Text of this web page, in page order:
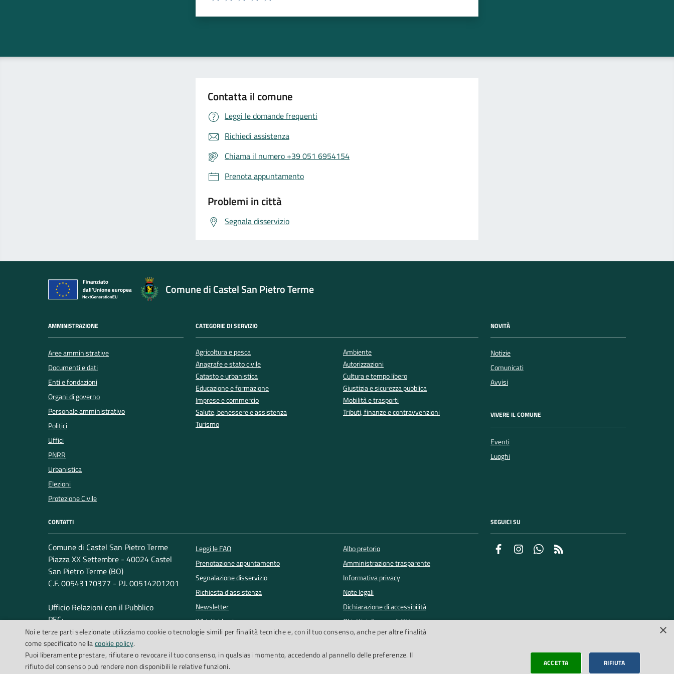
Contatta il comune
Leggi le domande frequenti
Richiedi assistenza
Chiama il numero +39 051 6954154
Prenota appuntamento
Problemi in città
Segnala disservizio
Comune di Castel San Pietro Terme
AMMINISTRAZIONE
Aree amministrative
Documenti e dati
Enti e fondazioni
Organi di governo
Personale amministrativo
Politici
Uffici
PNRR
Urbanistica
Elezioni
Protezione Civile
CATEGORIE DI SERVIZIO
Agricoltura e pesca
Ambiente
Anagrafe e stato civile
Autorizzazioni
Catasto e urbanistica
Cultura e tempo libero
Educazione e formazione
Giustizia e sicurezza pubblica
Imprese e commercio
Mobilità e trasporti
Salute, benessere e assistenza
Tributi, finanze e contravvenzioni
Turismo
NOVITÀ
Notizie
Comunicati
Avvisi
VIVERE IL COMUNE
Eventi
Luoghi
CONTATTI
Comune di Castel San Pietro Terme
Piazza XX Settembre - 40024 Castel
San Pietro Terme (BO)
C.F. 00543170377 - P.I. 00514201201
Ufficio Relazioni con il Pubblico
PEC:
comune.castelsanpietro@cert.provincia.bo.it
Telefono: +39 051 6954154
Leggi le FAQ
Prenotazione appuntamento
Segnalazione disservizio
Richiesta d'assistenza
Newsletter
Whistleblowing
Albo pretorio
Amministrazione trasparente
Informativa privacy
Note legali
Dichiarazione di accessibilità
Obiettivi di accessibilità
Segnalazioni accessibilità
SEGUICI SU
Facebook InstagramWhatsapp
×
Noi e terze parti selezionate utilizziamo cookie o tecnologie simili per finalità tecniche e, con il tuo consenso, anche per altre finalità
come specificato nellacookie policy.
Puoi liberamente prestare, rifiutare o revocare il tuo consenso, in qualsiasi momento, accedendo al pannello delle preferenze. Il
rifiuto del consenso può rendere non disponibili le relative funzioni.
ACCETTA RIFIUTA